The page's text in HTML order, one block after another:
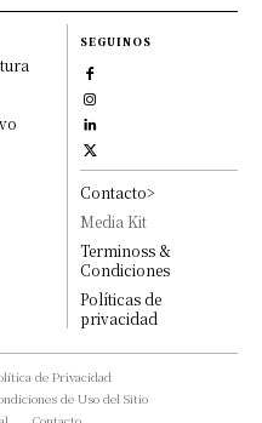
SEGUINOS
Contacto>
Media Kit
Terminoss &
Condiciones
Políticas de
privacidad
de Privacidad
de Uso del Sitio